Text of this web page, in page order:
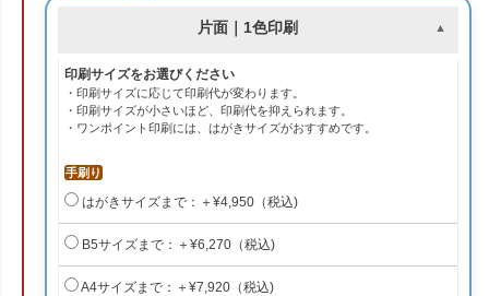
片面｜1色印刷
印刷サイズをお選びください
・印刷サイズに応じて印刷代が変わります。
・印刷サイズが小さいほど、印刷代を抑えられます。
・ワンポイント印刷には、はがきサイズがおすすめです。
手刷り
はがきサイズまで：＋¥4,950（税込)
B5サイズまで：＋¥6,270（税込)
A4サイズまで：＋¥7,920（税込)